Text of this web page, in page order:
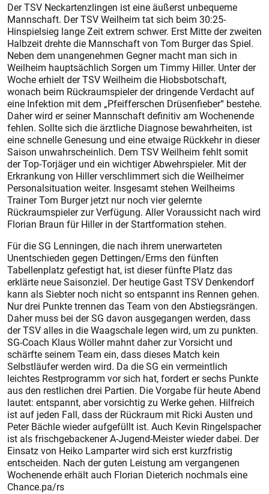
Der TSV Neckartenzlingen ist eine äußerst unbequeme
Mannschaft. Der TSV Weilheim tat sich beim 30:25-
Hinspielsieg lange Zeit extrem schwer. Erst Mitte der zweiten
Halbzeit drehte die Mannschaft von Tom Burger das Spiel.
Neben dem unangenehmen Gegner macht man sich in
Weilheim hauptsächlich Sorgen um Timmy Hiller. Unter der
Woche erhielt der TSV Weilheim die Hiobsbotschaft,
wonach beim Rückraumspieler der dringende Verdacht auf
eine Infektion mit dem „Pfeifferschen Drüsenfieber“ bestehe.
Daher wird er seiner Mannschaft definitiv am Wochenende
fehlen. Sollte sich die ärztliche Diagnose bewahrheiten, ist
eine schnelle Genesung und eine etwaige Rückkehr in dieser
Saison unwahrscheinlich. Dem TSV Weilheim fehlt somit
der Top-Torjäger und ein wichtiger Abwehrspieler. Mit der
Erkrankung von Hiller verschlimmert sich die Weilheimer
Personalsituation weiter. Insgesamt stehen Weilheims
Trainer Tom Burger jetzt nur noch vier gelernte
Rückraumspieler zur Verfügung. Aller Voraussicht nach wird
Florian Braun für Hiller in der Startformation stehen.
Für die SG Lenningen, die nach ihrem unerwarteten
Unentschieden gegen Dettingen/Erms den fünften
Tabellenplatz gefestigt hat, ist dieser fünfte Platz das
erklärte neue Saisonziel. Der heutige Gast TSV Denkendorf
kann als Siebter noch nicht so entspannt ins Rennen gehen.
Nur drei Punkte trennen das Team von den Abstiegsrängen.
Daher muss bei der SG davon ausgegangen werden, dass
der TSV alles in die Waagschale legen wird, um zu punkten.
SG-Coach Klaus Wöller mahnt daher zur Vorsicht und
schärfte seinem Team ein, dass dieses Match kein
Selbstläufer werden wird. Da die SG ein vermeintlich
leichtes Restprogramm vor sich hat, fordert er sechs Punkte
aus den restlichen drei Partien. Die Vorgabe für heute Abend
lautet: entspannt, aber vorsichtig zu Werke gehen. Hilfreich
ist auf jeden Fall, dass der Rückraum mit Ricki Austen und
Peter Bächle wieder aufgefüllt ist. Auch Kevin Ringelspacher
ist als frischgebackener A-Jugend-Meister wieder dabei. Der
Einsatz von Heiko Lamparter wird sich erst kurzfristig
entscheiden. Nach der guten Leistung am vergangenen
Wochenende erhält auch Florian Dieterich nochmals eine
Chance.pa/rs